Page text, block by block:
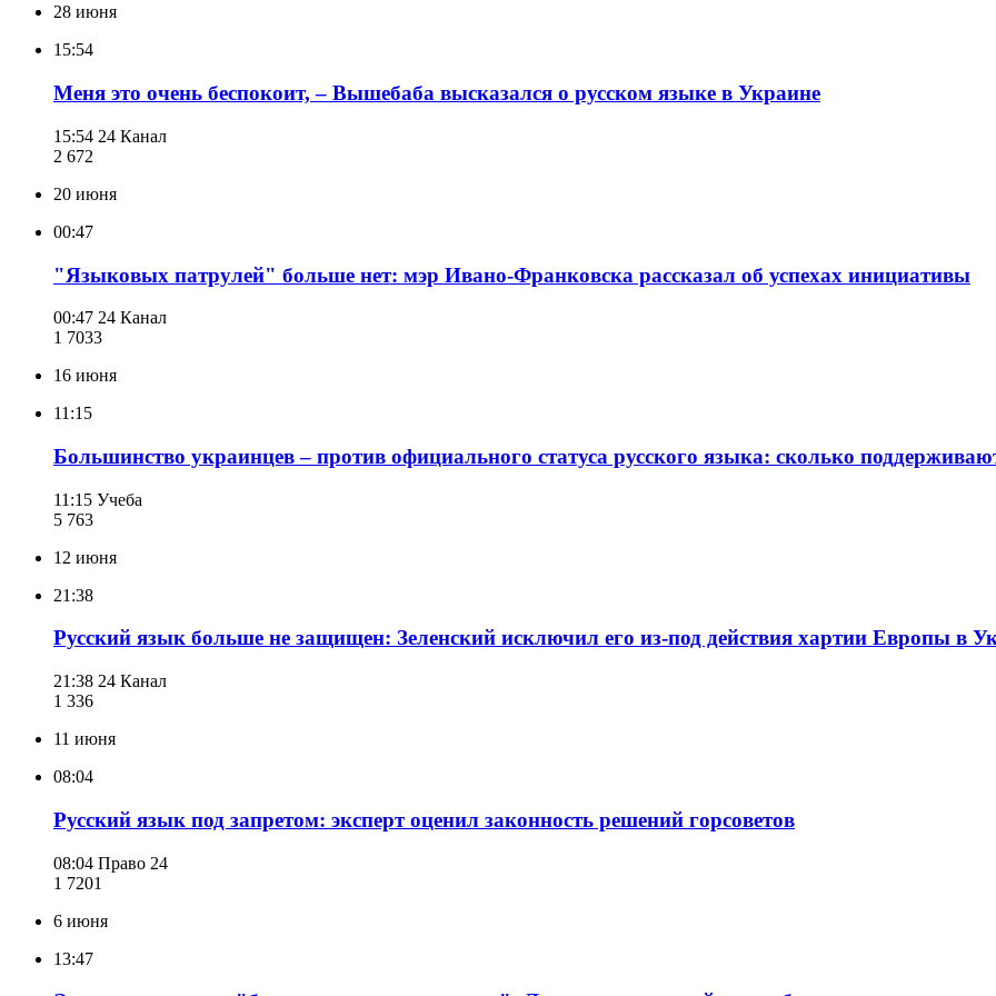
28 июня
15:54
Меня это очень беспокоит, – Вышебаба высказался о русском языке в Украине
15:54 24 Канал
2 672
20 июня
00:47
"Языковых патрулей" больше нет: мэр Ивано-Франковска рассказал об успехах инициативы
00:47 24 Канал
1 7033
16 июня
11:15
Большинство украинцев – против официального статуса русского языка: сколько
11:15 Учеба
5 763
12 июня
21:38
Русский язык больше не защищен: Зеленский исключил его из-под действия хартии Европы в
21:38 24 Канал
1 336
11 июня
08:04
Русский язык под запретом: эксперт оценил законность решений горсоветов
08:04 Право 24
1 7201
6 июня
13:47